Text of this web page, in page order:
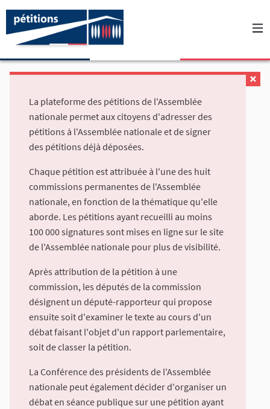
La plateforme des pétitions de l'Assemblée
nationale permet aux citoyens d'adresser des
pétitions à l'Assemblée nationale et de signer
des pétitions déjà déposées.
Chaque pétition est attribuée à l'une des huit
commissions permanentes de l'Assemblée
nationale, en fonction de la thématique qu'elle
aborde. Les pétitions ayant recueilli au moins
100 000 signatures sont mises en ligne sur le site
de l'Assemblée nationale pour plus de visibilité.
Après attribution de la pétition à une
commission, les députés de la commission
désignent un député-rapporteur qui propose
ensuite soit d'examiner le texte au cours d'un
débat faisant l'objet d'un rapport parlementaire,
soit de classer la pétition.
La Conférence des présidents de l'Assemblée
nationale peut également décider d'organiser un
débat en séance publique sur une pétition ayant